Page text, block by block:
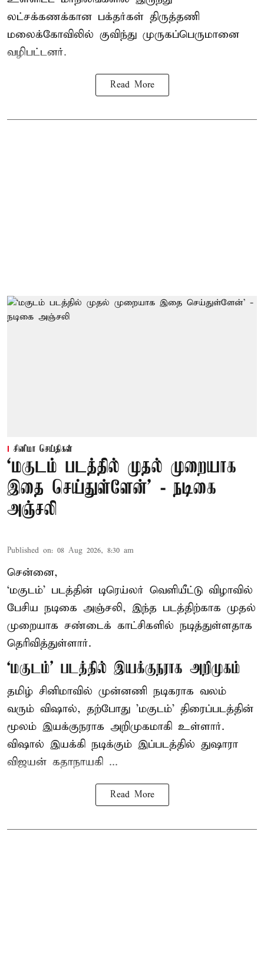
லட்சக்கணக்கான பக்தர்கள் திருத்தணி
மலைக்கோவிலில் குவிந்து முருகப்பெருமானை
வழிபட்டனர்.
Read More
சினிமா செய்திகள்
‘மகுடம் படத்தில் முதல் முறையாக
இதை செய்துள்ளேன்’ - நடிகை
அஞ்சலி
Published on: 08 Aug 2026, 8:30 am
சென்னை,
‘மகுடம்’ படத்தின் டிரெய்லர் வெளியீட்டு விழாவில்
பேசிய நடிகை அஞ்சலி, இந்த படத்திற்காக முதல்
முறையாக சண்டைக் காட்சிகளில் நடித்துள்ளதாக
தெரிவித்துள்ளார்.
‘மகுடம்’ படத்தில் இயக்குநராக அறிமுகம்
தமிழ் சினிமாவில் முன்னணி நடிகராக வலம்
வரும் விஷால், தற்போது 'மகுடம்' திரைப்படத்தின்
மூலம் இயக்குநராக அறிமுகமாகி உள்ளார்.
விஷால் இயக்கி நடிக்கும் இப்படத்தில் துஷாரா
விஜயன் கதாநாயகி ...
Read More